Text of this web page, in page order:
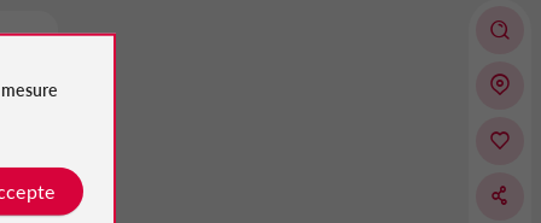
mesure